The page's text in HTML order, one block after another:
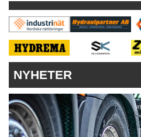
KONTAKT
VÅRA ANDRA MAGASIN
PRENUMERERA
ANNONSERA
NYHETER